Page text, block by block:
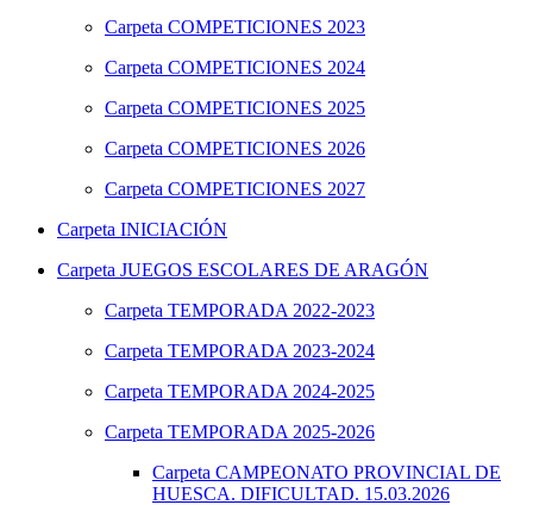
Carpeta COMPETICIONES 2023
Carpeta COMPETICIONES 2024
Carpeta COMPETICIONES 2025
Carpeta COMPETICIONES 2026
Carpeta COMPETICIONES 2027
Carpeta INICIACIÓN
Carpeta JUEGOS ESCOLARES DE ARAGÓN
Carpeta TEMPORADA 2022-2023
Carpeta TEMPORADA 2023-2024
Carpeta TEMPORADA 2024-2025
Carpeta TEMPORADA 2025-2026
Carpeta CAMPEONATO PROVINCIAL DE
HUESCA. DIFICULTAD. 15.03.2026